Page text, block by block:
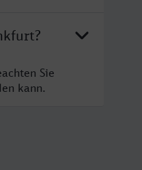
Sie
kann.